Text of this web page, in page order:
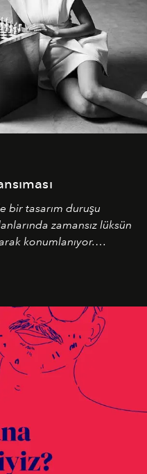
bir tasarım duruşu
zamansız lüksün
konumlanıyor.